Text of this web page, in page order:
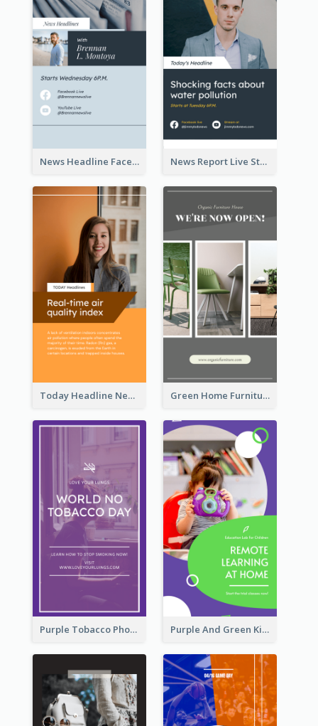
News Headline Facebook Streaming Instagram Story News Report Live Stream Instagram Story
Today Headline News Report Instagram Story Green Home Furniture Photos Shop Opening Instagram Story
Purple Tobacco Photo No Tobacco Day Instagram Story Purple And Green Kids Photo Remote Learning Instagram Story